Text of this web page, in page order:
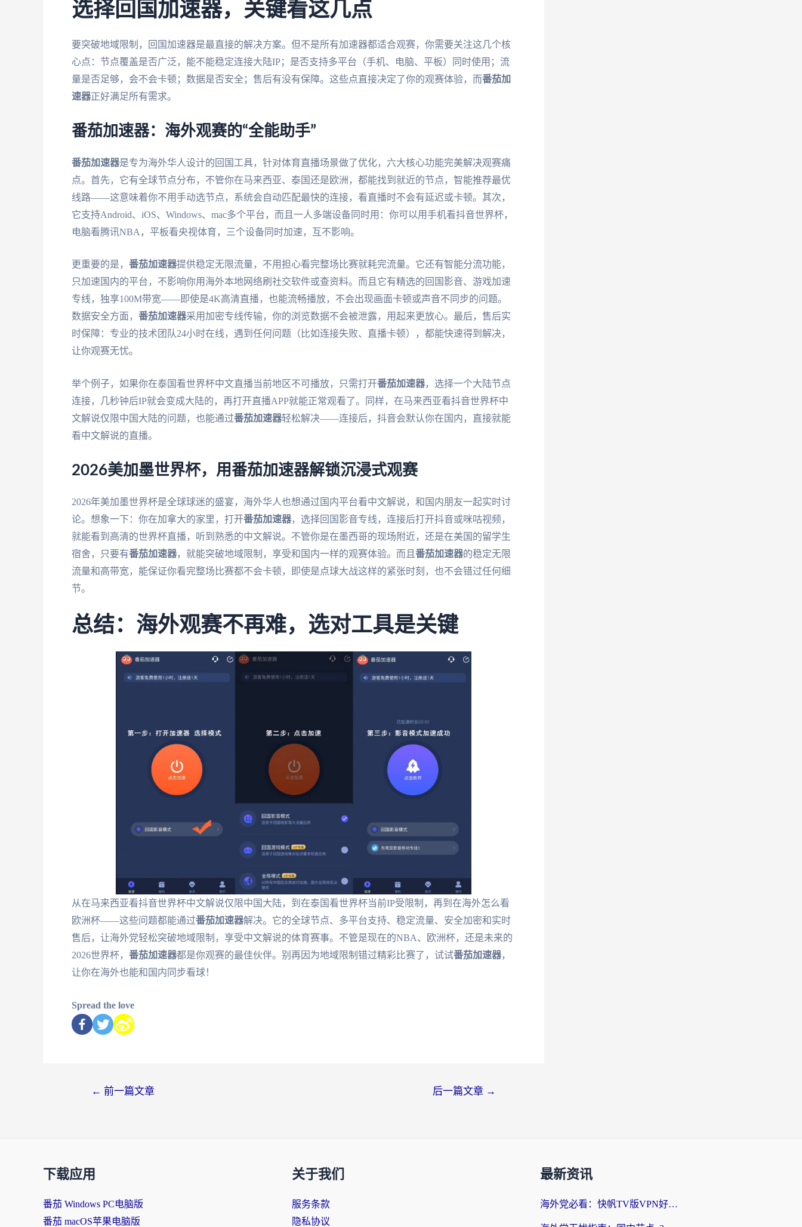
选择回国加速器，关键看这几点
要突破地域限制，回国加速器是最直接的解决方案。但不是所有加速器都适合观赛，你需要关注这几个核
心点：节点覆盖是否广泛，能不能稳定连接大陆IP；是否支持多平台（手机、电脑、平板）同时使用；流
量是否足够，会不会卡顿；数据是否安全；售后有没有保障。这些点直接决定了你的观赛体验，而番茄加
速器正好满足所有需求。
番茄加速器：海外观赛的“全能助手”
番茄加速器是专为海外华人设计的回国工具，针对体育直播场景做了优化，六大核心功能完美解决观赛痛
点。首先，它有全球节点分布，不管你在马来西亚、泰国还是欧洲，都能找到就近的节点，智能推荐最优
线路——这意味着你不用手动选节点，系统会自动匹配最快的连接，看直播时不会有延迟或卡顿。其次，
它支持Android、iOS、Windows、mac多个平台，而且一人多端设备同时用：你可以用手机看抖音世界杯，
电脑看腾讯NBA，平板看央视体育，三个设备同时加速，互不影响。
更重要的是， 番茄加速器提供稳定无限流量，不用担心看完整场比赛就耗完流量。它还有智能分流功能，
只加速国内的平台，不影响你用海外本地网络刷社交软件或查资料。而且它有精选的回国影音、游戏加速
专线，独享100M带宽——即使是4K高清直播，也能流畅播放，不会出现画面卡顿或声音不同步的问题。
数据安全方面， 番茄加速器采用加密专线传输，你的浏览数据不会被泄露，用起来更放心。最后，售后实
时保障：专业的技术团队24小时在线，遇到任何问题（比如连接失败、直播卡顿），都能快速得到解决，
让你观赛无忧。
举个例子，如果你在泰国看世界杯中文直播当前地区不可播放，只需打开番茄加速器，选择一个大陆节点
连接，几秒钟后IP就会变成大陆的，再打开直播APP就能正常观看了。同样，在马来西亚看抖音世界杯中
文解说仅限中国大陆的问题，也能通过番茄加速器轻松解决——连接后，抖音会默认你在国内，直接就能
看中文解说的直播。
2026美加墨世界杯，用番茄加速器解锁沉浸式观赛
2026年美加墨世界杯是全球球迷的盛宴，海外华人也想通过国内平台看中文解说，和国内朋友一起实时讨
论。想象一下：你在加拿大的家里，打开番茄加速器，选择回国影音专线，连接后打开抖音或咪咕视频，
就能看到高清的世界杯直播，听到熟悉的中文解说。不管你是在墨西哥的现场附近，还是在美国的留学生
宿舍，只要有番茄加速器，就能突破地域限制，享受和国内一样的观赛体验。而且 番茄加速器的稳定无限
流量和高带宽，能保证你看完整场比赛都不会卡顿，即使是点球大战这样的紧张时刻，也不会错过任何细
节。
总结：海外观赛不再难，选对工具是关键
从在马来西亚看抖音世界杯中文解说仅限中国大陆，到在泰国看世界杯当前IP受限制，再到在海外怎么看
欧洲杯——这些问题都能通过番茄加速器解决。它的全球节点、多平台支持、稳定流量、安全加密和实时
售后，让海外党轻松突破地域限制，享受中文解说的体育赛事。不管是现在的NBA、欧洲杯，还是未来的
2026世界杯， 番茄加速器都是你观赛的最佳伙伴。别再因为地域限制错过精彩比赛了，试试番茄加速器，
让你在海外也能和国内同步看球！
Spread the love
← 前一篇文章 后一篇文章 →
下载应用
番茄 Windows PC电脑版
番茄 macOS苹果电脑版
关于我们
服务条款
隐私协议
最新资讯
海外党必看：快帆TV版VPN好用吗？和快游VPN对比哪个回国效果更好？附实用避坑指南